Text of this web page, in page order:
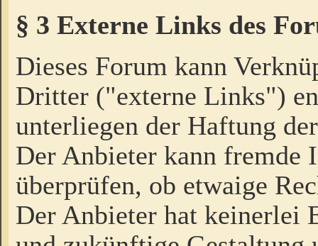
§ 3 Externe Links des
Dieses Forum kann
Dritter ("externe Links")
unterliegen der Haftung
Der Anbieter kann fremde
überprüfen, ob etwaige
Der Anbieter hat keinerlei